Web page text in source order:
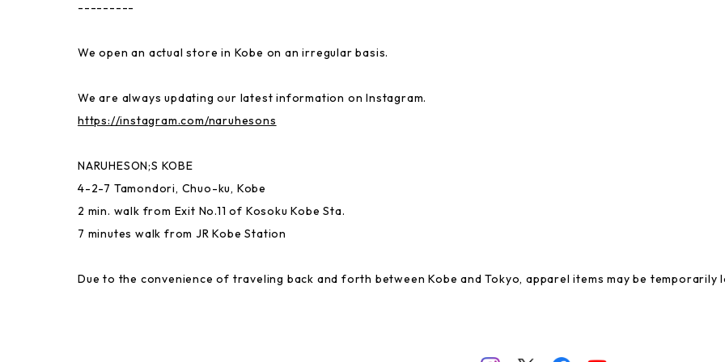
Gymnastics Club
MAYU BENINGO
Local Little Shop
---------
We open an actual store in Kobe on an irregular basis.
We are always updating our latest information on Instagram.
https://instagram.com/naruhesons
NARUHESON;S KOBE
4-2-7 Tamondori, Chuo-ku, Kobe
2 min. walk from Exit No.11 of Kosoku Kobe Sta.
7 minutes walk from JR Kobe Station
Due to the convenience of traveling back and forth between Kobe and Tokyo, apparel items may be temporarily